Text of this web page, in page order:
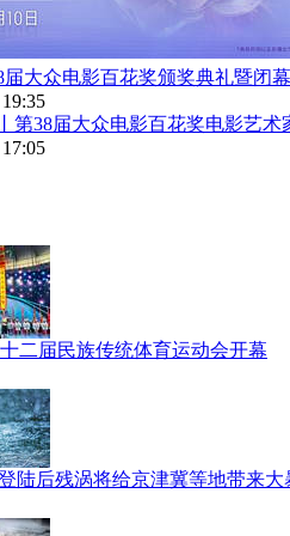
届大众电影百花奖颁奖典礼暨闭
第38届大众电影百花奖电影艺术
二届民族传统体育运动会开幕
陆后残涡将给京津冀等地带来大